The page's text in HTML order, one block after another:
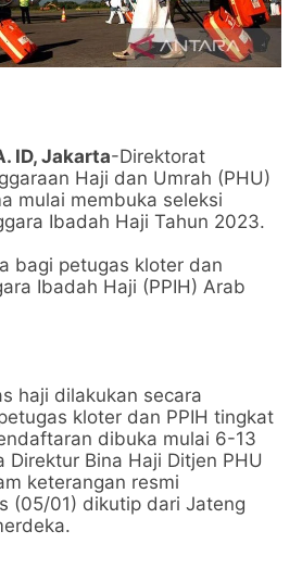
ID, Jakarta-Direktorat
Haji dan Umrah (PHU)
mulai membuka seleksi
Ibadah Haji Tahun 2023.
bagi petugas kloter dan
Ibadah Haji (PPIH) Arab
haji dilakukan secara
kloter dan PPIH tingkat
dibuka mulai 6-13
Direktur Bina Haji Ditjen PHU
keterangan resmi
(05/01) dikutip dari Jateng